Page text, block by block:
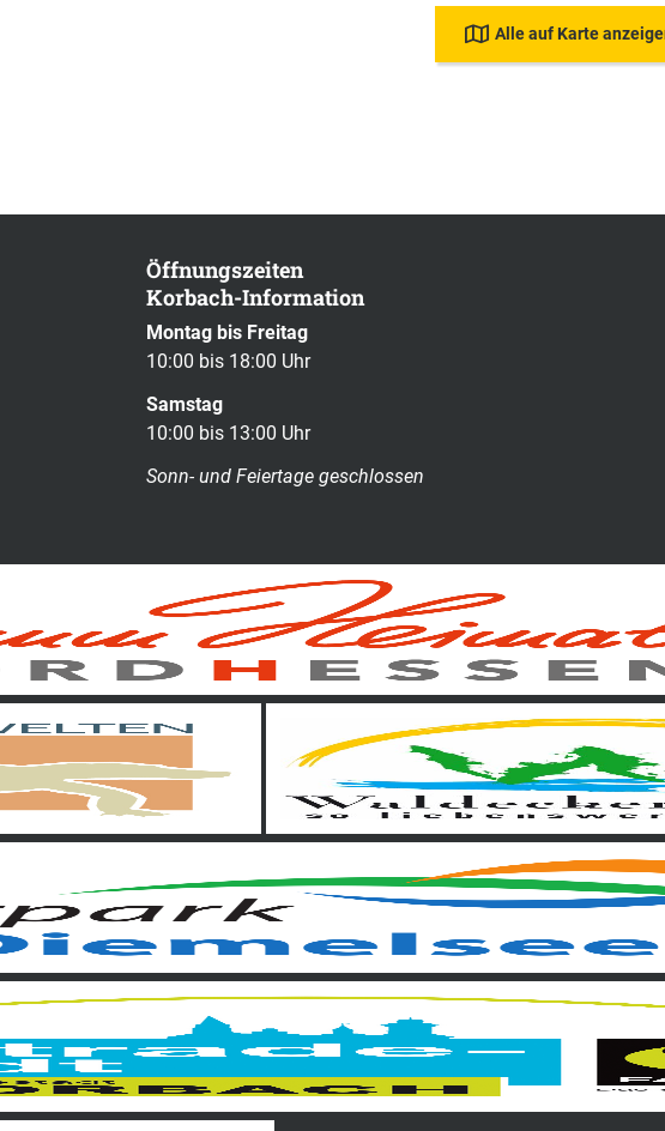
Alle auf Karte
Öffnungszeiten
Korbach-Information
Montag bis Freitag
10:00 bis 18:00 Uhr
Samstag
10:00 bis 13:00 Uhr
Sonn- und Feiertage geschlossen